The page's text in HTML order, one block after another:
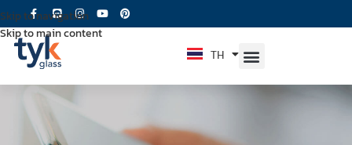
Skip to navigation
Skip to main content
TH
EN